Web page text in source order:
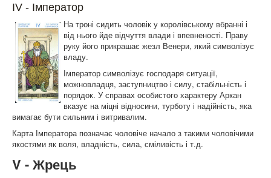
IV - Імператор
На троні сидить чоловік у королівському вбранні і
від нього йде відчуття влади і впевненості. Праву
руку його прикрашає жезл Венери, який символізує
владу.
Імператор символізує господаря ситуації,
можновладця, заступництво і силу, стабільність і
порядок. У справах особистого характеру Аркан
вказує на міцні відносини, турботу і надійність, яка
вимагає бути сильним і витривалим.
Карта Імператора позначає чоловіче начало з такими чоловічими
якостями як воля, владність, сила, сміливість і т.д.
V - Жрець